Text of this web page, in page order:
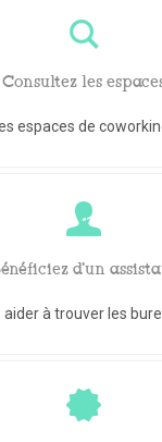
Consultez les
espaces de
d'un
aider à trouver les